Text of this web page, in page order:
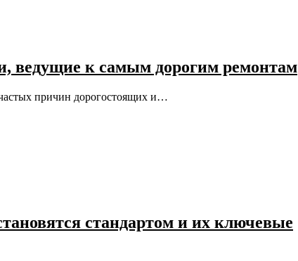
ведущие к самым дорогим ремонтам
причин дорогостоящих и…
стандартом и их ключевые